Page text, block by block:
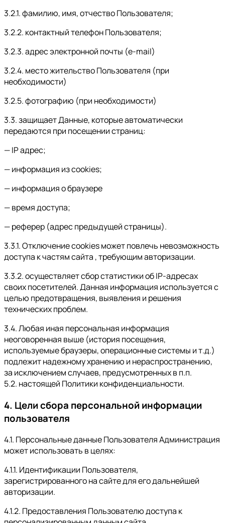
3.2.1. фамилию, имя, отчество Пользователя;
3.2.2. контактный телефон Пользователя;
3.2.3. адрес электронной почты (e-mail)
3.2.4. место жительство Пользователя (при
необходимости)
3.2.5. фотографию (при необходимости)
3.3. защищает Данные, которые автоматически
передаются при посещении страниц:
— IP адрес;
— информация из cookies;
— информация о браузере
— время доступа;
— реферер (адрес предыдущей страницы).
3.3.1. Отключение cookies может повлечь невозможность
доступа к частям сайта , требующим авторизации.
3.3.2. осуществляет сбор статистики об IP-адресах
своих посетителей. Данная информация используется с
целью предотвращения, выявления и решения
технических проблем.
3.4. Любая иная персональная информация
неоговоренная выше (история посещения,
используемые браузеры, операционные системы и т.д.)
подлежит надежному хранению и нераспространению,
за исключением случаев, предусмотренных в п.п.
5.2. настоящей Политики конфиденциальности.
4. Цели сбора персональной информации
пользователя
4.1. Персональные данные Пользователя Администрация
может использовать в целях:
4.1.1. Идентификации Пользователя,
зарегистрированного на сайте для его дальнейшей
авторизации.
4.1.2. Предоставления Пользователю доступа к